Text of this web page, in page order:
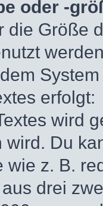
oder -
die Größe
erfolgt:
wird
wird. Du
wie z. B.
drei